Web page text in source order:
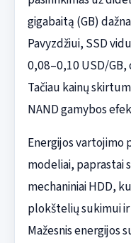
gigabaitą (GB)
Pavyzdžiui, SSD
0,08–0,10 USD/
Tačiau kainų
NAND gamybos
Energijos vartojimo
modeliai, paprastai
mechaniniai HDD,
plokštelių sukimui
Mažesnis energijos